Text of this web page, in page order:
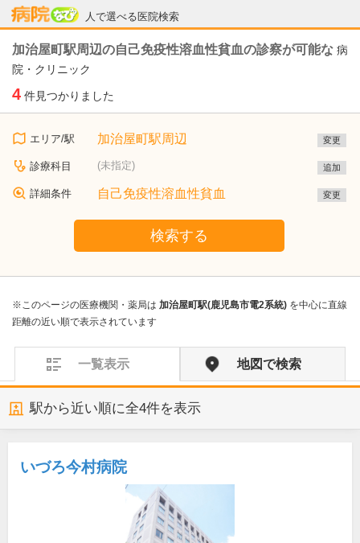
人で選べる医院検索
病院なび
加治屋町駅周辺の自己免疫性溶血性貧血の診察が可能な 病
院・クリニック
4 件見つかりました
エリア/駅 加治屋町駅周辺 変更
診療科目 (未指定) 追加
詳細条件 自己免疫性溶血性貧血 変更
検索する
※このページの医療機関・薬局は 加治屋町駅(鹿児島市電2系統) を中心に直線
距離の近い順で表示されています
一覧表示 地図で検索
駅から近い順に全4件を表示
いづろ今村病院